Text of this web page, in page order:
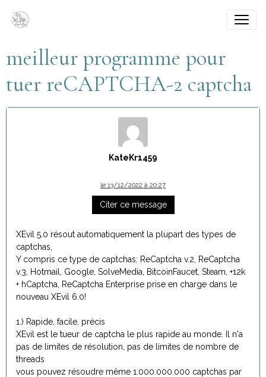
meilleur programme pour
tuer reCAPTCHA-2 captcha
KateKr1459
le 13/12/2022 à 20:27
Citer ce message
XEvil 5.0 résout automatiquement la plupart des types de
captchas,
Y compris ce type de captchas: ReCaptcha v.2, ReCaptcha
v.3, Hotmail, Google, SolveMedia, BitcoinFaucet, Steam, +12k
+ hCaptcha, ReCaptcha Enterprise prise en charge dans le
nouveau XEvil 6.0!
1.) Rapide, facile, précis
XEvil est le tueur de captcha le plus rapide au monde. Il n'a
pas de limites de résolution, pas de limites de nombre de
threads
vous pouvez résoudre même 1.000.000.000 captchas par